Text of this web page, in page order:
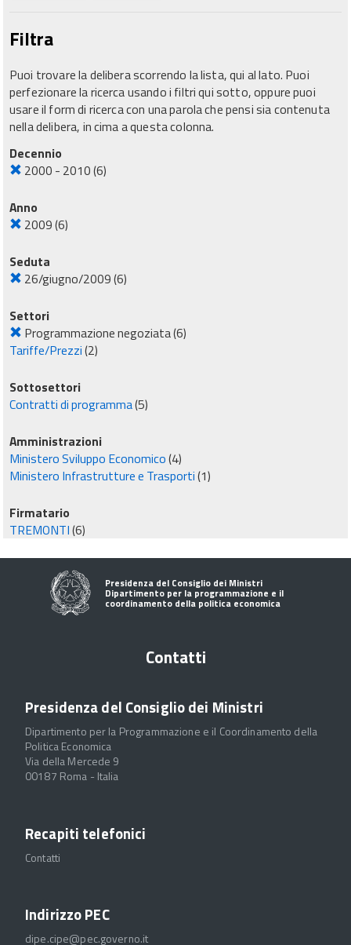
Filtra
Puoi trovare la delibera scorrendo la lista, qui al lato. Puoi
perfezionare la ricerca usando i filtri qui sotto, oppure puoi
usare il form di ricerca con una parola che pensi sia contenuta
nella delibera, in cima a questa colonna.
Decennio
2000 - 2010(6)
Anno
2009(6)
Seduta
26/giugno/2009(6)
Settori
Programmazione negoziata(6)
Tariffe/Prezzi(2)
Sottosettori
Contratti di programma(5)
Amministrazioni
Ministero Sviluppo Economico(4)
Ministero Infrastrutture e Trasporti(1)
Firmatario
TREMONTI(6)
Presidenza del Consiglio dei Ministri
Dipartimento per la programmazione e il
coordinamento della politica economica
Contatti
Presidenza del Consiglio dei Ministri
Dipartimento per la Programmazione e il Coordinamento della
Politica Economica
Via della Mercede 9
00187 Roma - Italia
Recapiti telefonici
Contatti
Indirizzo PEC
dipe.cipe@pec.governo.it